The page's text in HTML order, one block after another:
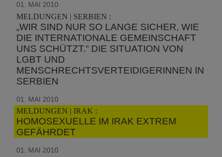
01. MAI 2010
MELDUNGEN | SERBIEN :
„WIR SIND NUR SO LANGE SICHER, WIE
DIE INTERNATIONALE GEMEINSCHAFT
UNS SCHÜTZT.“ DIE SITUATION VON
LGBT UND
MENSCHRECHTSVERTEIDIGERINNEN IN
SERBIEN
01. MAI 2010
MELDUNGEN | IRAK :
HOMOSEXUELLE IM IRAK EXTREM
GEFÄHRDET
01. MAI 2010